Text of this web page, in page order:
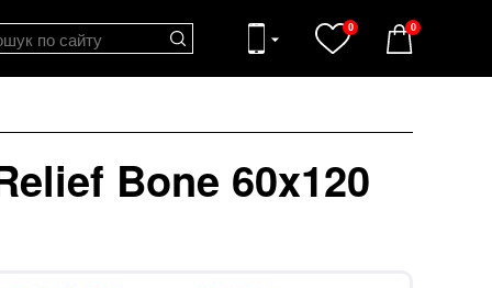
0 0
Bone 60x120